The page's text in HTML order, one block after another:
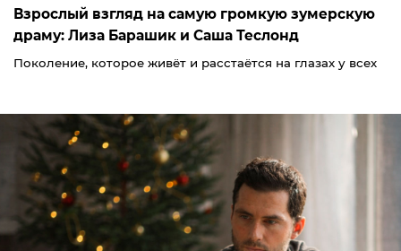
Взрослый взгляд на самую громкую зумерскую
драму: Лиза Барашик и Саша Теслонд
Поколение, которое живёт и расстаётся на глазах у всех